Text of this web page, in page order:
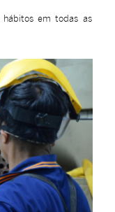
hábitos em todas as